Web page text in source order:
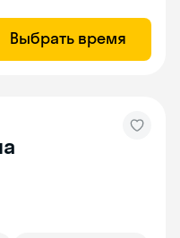
Выбрать время